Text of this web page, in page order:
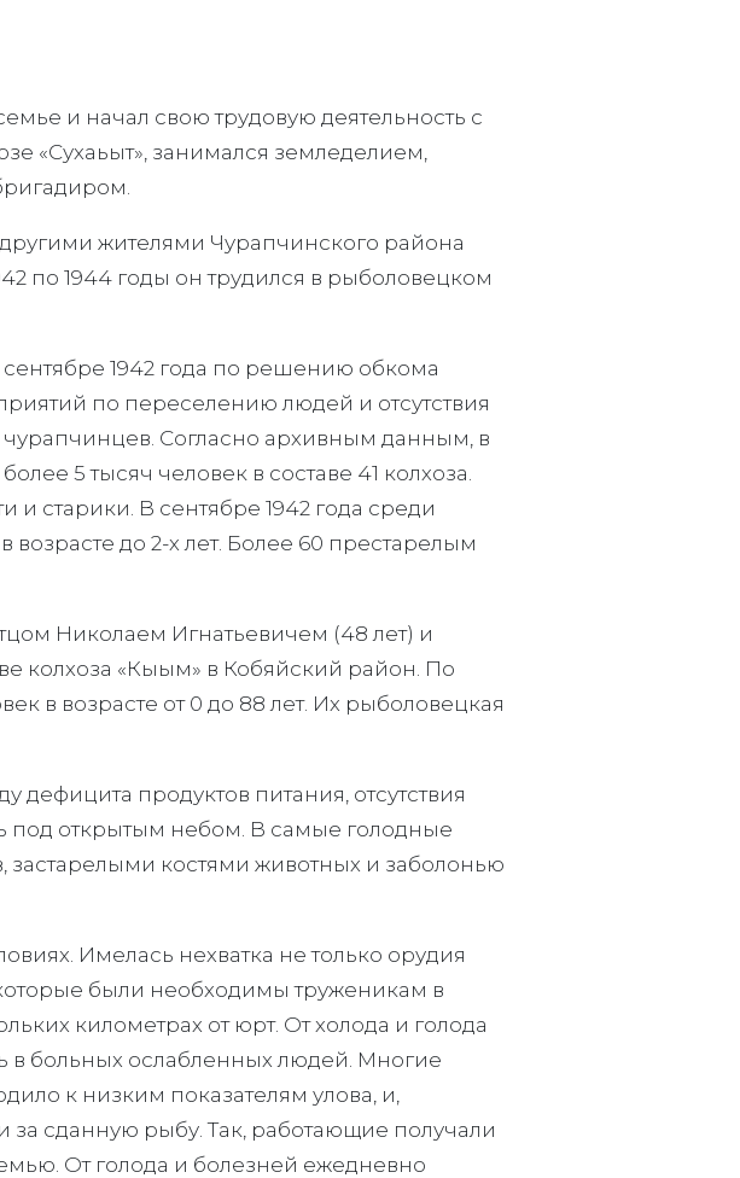
и начал свою трудовую деятельность с
«Сухаьыт», занимался земледелием,
жителями Чурапчинского района
по 1944 годы он трудился в рыболовецком
1942 года по решению обкома
по переселению людей и отсутствия
Согласно архивным данным, в
5 тысяч человек в составе 41 колхоза.
и старики. В сентябре 1942 года среди
возрасте до 2-х лет. Более 60 престарелым
Николаем Игнатьевичем (48 лет) и
колхоза «Кыым» в Кобяйский район. По
в возрасте от 0 до 88 лет. Их рыболовецкая
продуктов питания, отсутствия
открытым небом. В самые голодные
застарелыми костями животных и заболонью
Имелась нехватка не только орудия
были необходимы труженикам в
километрах от юрт. От холода и голода
больных ослабленных людей. Многие
к низким показателям улова, и,
за сданную рыбу. Так, работающие получали
От голода и болезней ежедневно